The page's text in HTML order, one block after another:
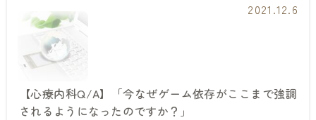
2021.12.6
【心療内科Q/A】「今なぜゲーム依存がここまで強調
されるようになったのですか？」